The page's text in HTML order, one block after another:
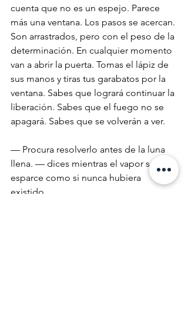
cuenta que no es un espejo. Parece
más una ventana. Los pasos se acercan.
Son arrastrados, pero con el peso de la
determinación. En cualquier momento
van a abrir la puerta. Tomas el lápiz de
sus manos y tiras tus garabatos por la
ventana. Sabes que logrará continuar la
liberación. Sabes que el fuego no se
apagará. Sabes que se volverán a ver.
— Procura resolverlo antes de la luna
llena. — dices mientras el vapor se
esparce como si nunca hubiera
existido.